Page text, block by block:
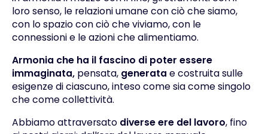
loro senso, le relazioni umane con ciò che siamo,
con lo spazio con ciò che viviamo, con le
connessioni e le azioni che alimentiamo.
Armonia che ha il fascino di poter essere
immaginata,pensata, generata e costruita sulle
esigenze di ciascuno, inteso come sia come singolo
che come collettività.
Abbiamo attraversato diverse ere del lavoro, fino